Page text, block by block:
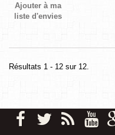
Ajouter à ma
liste d'envies
Résultats 1 - 12 sur 12.